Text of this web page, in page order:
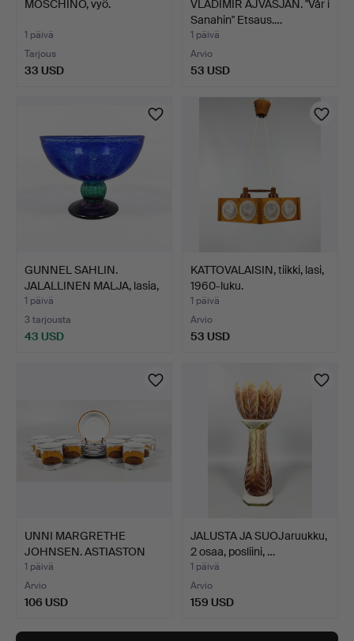
MOSCHINO, vyö.
1 päivä
Tarjous
33 USD
VLADIMIR AJVASJAN. "Vår i
Sanahin" Etsaus.…
1 päivä
Arvio
53 USD
GUNNEL SAHLIN.
JALALLINEN MALJA, lasia,
Ko…
1 päivä
3 tarjousta
43 USD
KATTOVALAISIN, tiikki, lasi,
1960-luku.
1 päivä
Arvio
53 USD
UNNI MARGRETHE
JOHNSEN. ASTIASTON
OSIA, 21…
1 päivä
Arvio
106 USD
JALUSTA JA SUOJaruukku,
2 osaa, posliini, …
1 päivä
Arvio
159 USD